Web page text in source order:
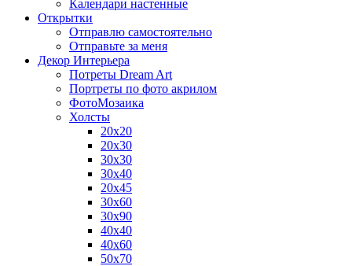
Календари настенные
Открытки
Отправлю самостоятельно
Отправьте за меня
Декор Интерьера
Потреты Dream Art
Портреты по фото акрилом
ФотоМозаика
Холсты
20х20
20х30
30х30
30х40
20х45
30х60
30х90
40х40
40х60
50х70